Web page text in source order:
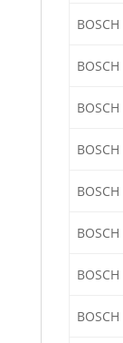
BOSCH
BOSCH
BOSCH
BOSCH
BOSCH
BOSCH
BOSCH
BOSCH